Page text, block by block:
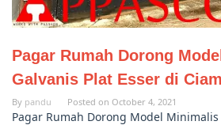
Pagar Rumah Dorong
Galvanis Plat Esser di
By pandu Posted on October 4, 2021
Pagar Rumah Dorong Model Minimalis